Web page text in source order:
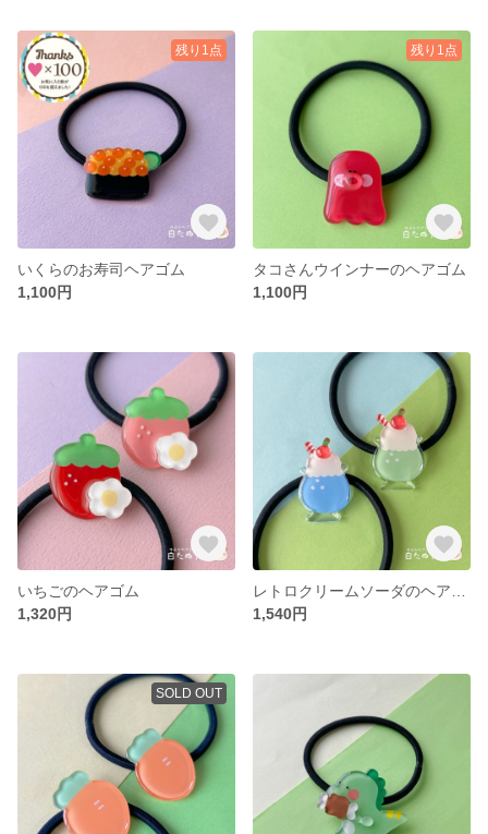
残り1点
いくらのお寿司ヘアゴム
1,100円
残り1点
タコさんウインナーのヘアゴム
1,100円
いちごのヘアゴム
1,320円
1,540円
SOLD OUT